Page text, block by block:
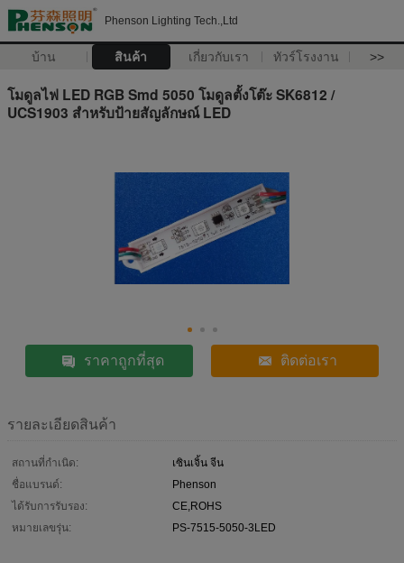
Phenson Lighting Tech.,Ltd
บ้าน สินค้า เกี่ยวกับเรา ทัวร์โรงงาน >>
โมดูลไฟ LED RGB Smd 5050 โมดูลตั้งโต๊ะ SK6812 /
UCS1903 สำหรับป้ายสัญลักษณ์ LED
ราคาถูกที่สุด ติดต่อเรา
รายละเอียดสินค้า
สถานที่กำเนิด:
เซินเจิ้น จีน
ชื่อแบรนด์:
Phenson
ได้รับการรับรอง:
CE,ROHS
หมายเลขรุ่น:
PS-7515-5050-3LED